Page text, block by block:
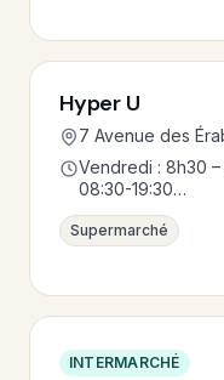
Hyper U
7 Avenue des
Vendredi : 8h30 –
08:30-19:30…
Supermarché
INTERMARCHÉ